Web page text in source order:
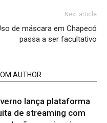
Next article
de máscara em Chapecó
passa a ser facultativo
AUTHOR
lança plataforma
de streaming com